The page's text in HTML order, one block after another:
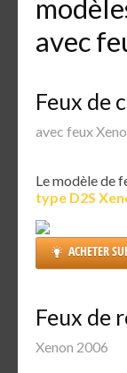
avec
Feux de
avec feux
Le modèle de
type D2S
ACHETER
Feux de
Xenon 2006